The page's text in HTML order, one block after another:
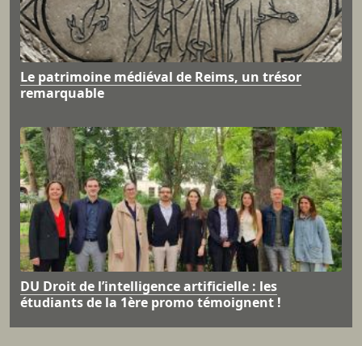
Le patrimoine médiéval de Reims, un trésor
remarquable
DU Droit de l’intelligence artificielle : les
étudiants de la 1ère promo témoignent !